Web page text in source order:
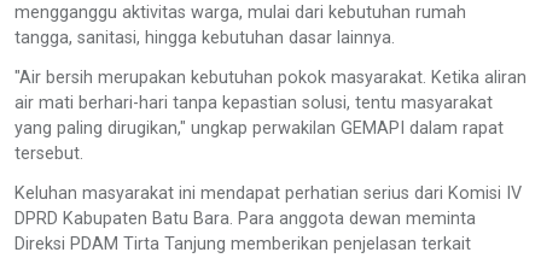
mengganggu aktivitas warga, mulai dari kebutuhan rumah
tangga, sanitasi, hingga kebutuhan dasar lainnya.
"Air bersih merupakan kebutuhan pokok masyarakat. Ketika aliran
air mati berhari-hari tanpa kepastian solusi, tentu masyarakat
yang paling dirugikan," ungkap perwakilan GEMAPI dalam rapat
tersebut.
Keluhan masyarakat ini mendapat perhatian serius dari Komisi IV
DPRD Kabupaten Batu Bara. Para anggota dewan meminta
Direksi PDAM Tirta Tanjung memberikan penjelasan terkait